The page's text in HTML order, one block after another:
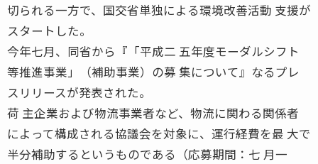
切られる一方で、国交省単独による環境改善活動 支援が
スタートした。
今年七月、同省から『「平成二 五年度モーダルシフト
等推進事業」（補助事業）の募 集について』なるプレ
スリリースが発表された。
荷 主企業および物流事業者など、物流に関わる関係者
によって構成される協議会を対象に、運行経費を最 大で
半分補助するというものである（応募期間：七 月一